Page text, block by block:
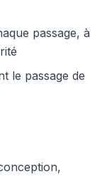
passage, à
le passage de